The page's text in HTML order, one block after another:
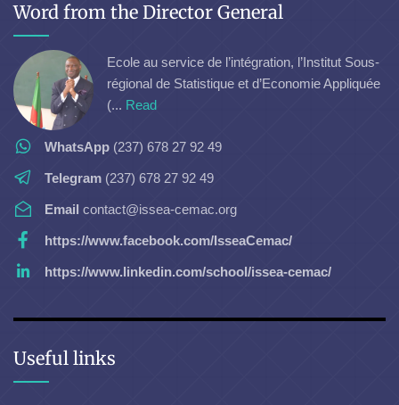
Word from the Director General
Ecole au service de l’intégration, l’Institut Sous-
régional de Statistique et d’Economie Appliquée
(... Read
WhatsApp (237) 678 27 92 49
Telegram (237) 678 27 92 49
Email contact@issea-cemac.org
https://www.facebook.com/IsseaCemac/
https://www.linkedin.com/school/issea-cemac/
Useful links